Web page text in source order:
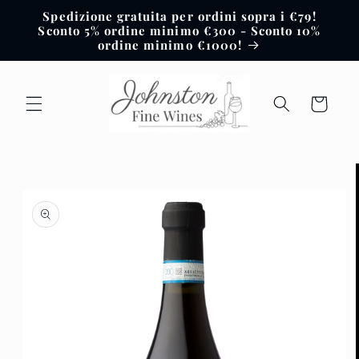
direttamente
ai contenuti
Spedizione gratuita per ordini sopra i €79!
Sconto 5% ordine minimo €300 - Sconto 10%
ordine minimo €1000!
Carrello